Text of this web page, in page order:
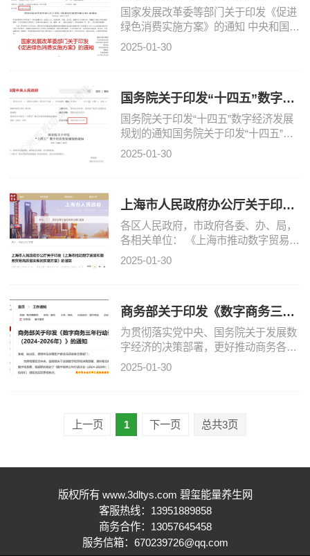
《促进绿色消费实施方案》的通
知
国家发展改革委等部门关于印发《促进
绿色消费实施方案》的通知 中央和国家
机关有关部门、有关直属机构，全国总
2025-01-30
国务院关于印发“十四五”数字经
济发展规划的通知
国务院关于印发“十四五”数字经济发展
规划的通知国务院关于印发“十四五”数
字经济发展规划的通知国发(2021)29号
2025-01-30
上海市人民政府办公厅关于印发
《上海市推动数字贸易和服务贸
易高
各区人民政府，市政府各委、办、局，
各相关单位： 《上海市推动数字贸易和
服务贸易高质量发展的实施方案已经市
2025-01-30
商务部关于印发《数字商务三年
行动计划（2024-2026年）》的
通知
为贯彻落实党中央、国务院关于发展数
字经济的决策部署，更好推动商务各领
域数字化发展，我部研究制定了《数字
2025-01-30
上一页 1 下一页 总共3页
版权所有 www.3dltys.com 碧玺能量养生网
客服热线：13951889858
商务合作：13057645458
服务信箱：670239726@qq.com